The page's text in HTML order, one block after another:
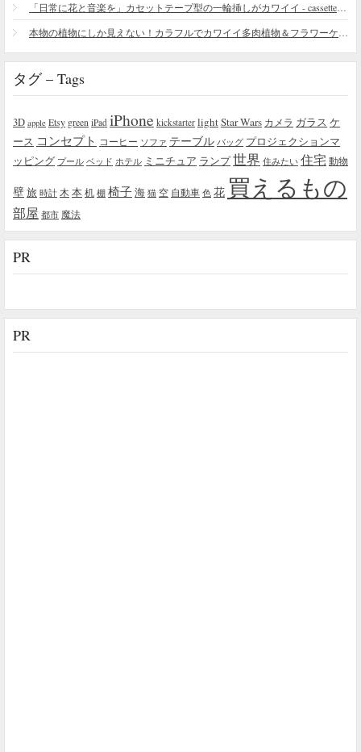
「日常に花と音楽を」カセットテープ型の一輪挿しがカワイイ - cassette vase
本物の植物にしか見えない！カラフルでカワイイ多肉植物＆フラワーケーキ
タグ – Tags
3D apple Etsy green iPad iPhone kickstarter lightStar Wars カメラ ガラス ケ
ース コンセプト コーヒー ソファ テーブル バッグ プロジェクションマ
ッピング プール ベッド ホテル ミニチュア ランプ世界 住みたい 住宅 動物
壁旅 時計 木本机 棚 椅子海 猫 空 自動車 色 花 買えるもの
部屋 都市 魔法
PR
PR